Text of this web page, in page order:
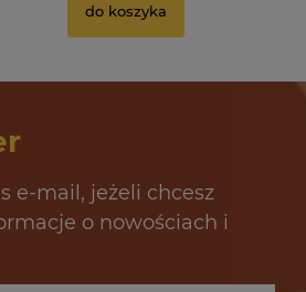
do koszyka
e-mail, jeżeli chcesz
o nowościach i